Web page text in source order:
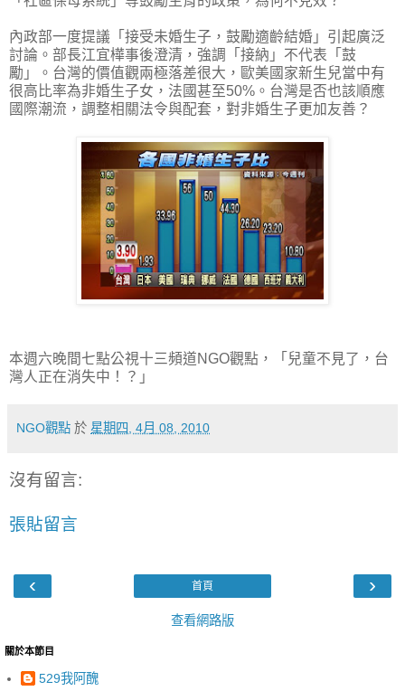
內政部一度提議「接受未婚生子，鼓勵適齡結婚」引起廣泛
討論。部長江宜樺事後澄清，強調「接納」不代表「鼓
勵」。台灣的價值觀兩極落差很大，歐美國家新生兒當中有
很高比率為非婚生子女，法國甚至50%。台灣是否也該順應
國際潮流，調整相關法令與配套，對非婚生子更加友善？
本週六晚間七點公視十三頻道NGO觀點，「兒童不見了，台
灣人正在消失中！？」
NGO觀點 於 星期四, 4月 08, 2010
沒有留言:
張貼留言
‹ ›
首頁
查看網路版
關於本節目
529我阿醜